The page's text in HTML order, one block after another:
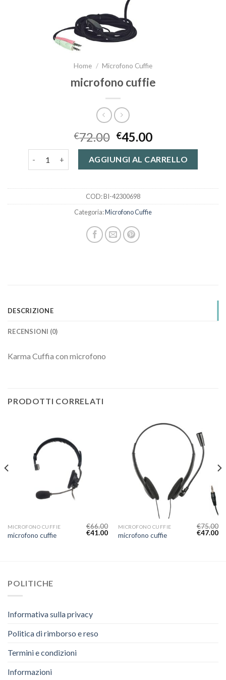
Home / Microfono Cuffie
microfono cuffie
€72.00 €45.00
microfono cuffie quantitàAGGIUNGI AL CARRELLO
COD:BI-42300698
Categoria:Microfono Cuffie
DESCRIZIONE
RECENSIONI (0)
Karma Cuffia con microfono
PRODOTTI CORRELATI
MICROFONO CUFFIE
microfono cuffie
€66.00
€41.00
MICROFONO CUFFIE
microfono cuffie
€75.00
€47.00
POLITICHE
Informativa sulla privacy
Politica di rimborso e reso
Termini e condizioni
Informazioni